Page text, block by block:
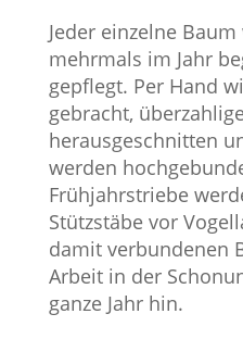
Jeder einzelne
mehrmals im Jahr
gepflegt. Per Hand
gebracht,
herausgeschnitten
werden
Frühjahrstriebe
Stützstäbe vor
damit verbundenen
Arbeit in der
ganze Jahr hin.